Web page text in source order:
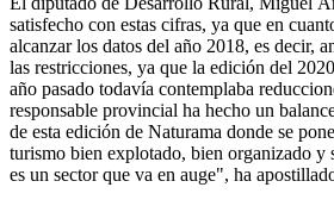
satisfecho con estas cifras, ya que en
alcanzar los datos del año 2018, es decir,
las restricciones, ya que la edición del
año pasado todavía contemplaba
responsable provincial ha hecho un
de esta edición de Naturama donde se
turismo bien explotado, bien organizado y
es un sector que va en auge", ha